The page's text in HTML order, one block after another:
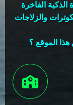
الفاخرة
والزلاجات
هذا الموقع ؟